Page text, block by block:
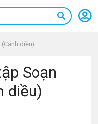
(Cánh diều)
Soạn
diều)